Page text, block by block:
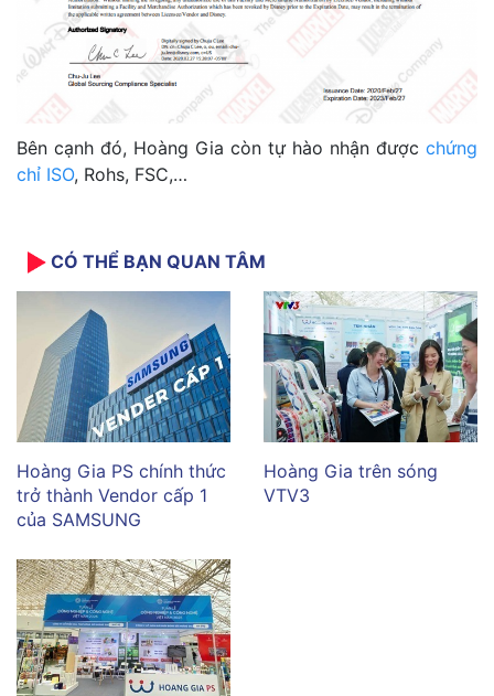
Bên cạnh đó, Hoàng Gia còn tự hào nhận được chứng
chỉ ISO, Rohs, FSC,…
CÓ THỂ BẠN QUAN TÂM
Hoàng Gia PS chính thức
trở thành Vendor cấp 1
của SAMSUNG
Hoàng Gia trên sóng
VTV3